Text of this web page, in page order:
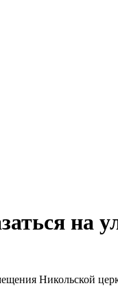
на
Никольской